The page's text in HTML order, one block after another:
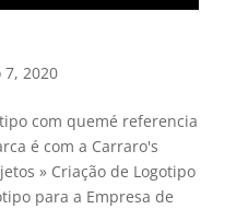
7, 2020
com quemé referencia
é com a Carraro's
» Criação de Logotipo
para a Empresa de